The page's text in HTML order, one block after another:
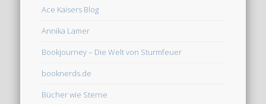
Ace Kaisers Blog
Annika Lamer
Bookjourney – Die Welt von Sturmfeuer
booknerds.de
Bücher wie Sterne